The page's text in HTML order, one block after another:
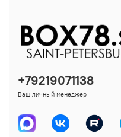
+79219071138
Ваш личный менеджер